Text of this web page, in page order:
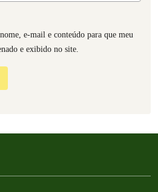
e-mail e conteúdo para que meu
e exibido no site.